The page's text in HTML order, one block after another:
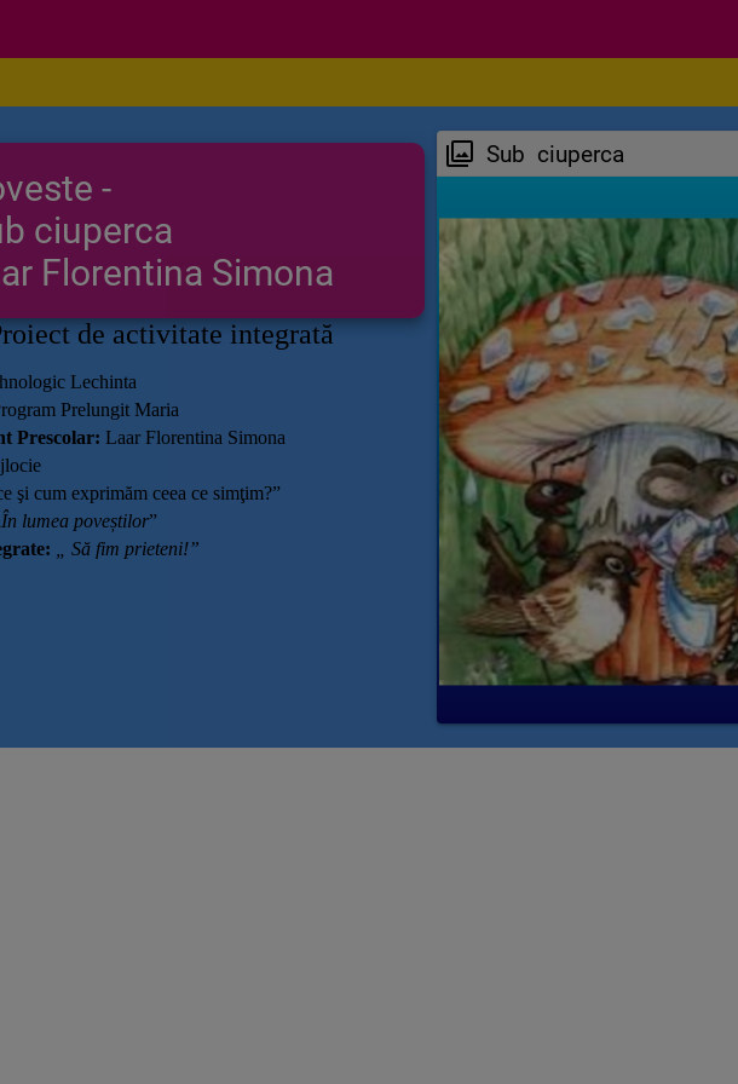
-
ciuperca
Florentina Simona
de activitate integrată
Lechinta
Prelungit Maria
Prescolar: Laar Florentina Simona
şi cum exprimăm ceea ce simţim?”
În lumea poveștilor”
„ Să fim prieteni!”
Sub ciuperca